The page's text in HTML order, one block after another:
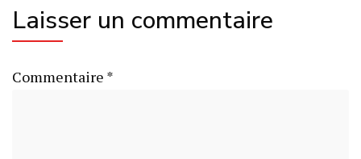
Laisser un commentaire
Commentaire *